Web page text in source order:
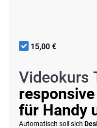
15,00 €
Videokurs
für Handy
Automatisch soll sich